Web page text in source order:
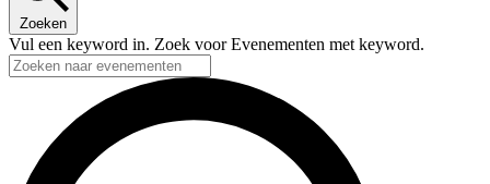
Zoeken
Vul een keyword in. Zoek voor Evenementen met keyword.